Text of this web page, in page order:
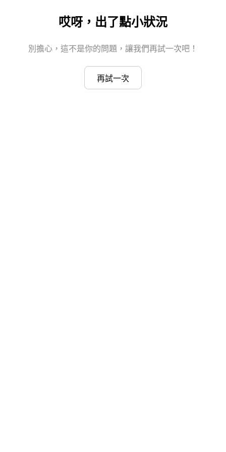
哎呀，出了點小狀況
別擔心，這不是你的問題，讓我們再試一次吧！
再試一次